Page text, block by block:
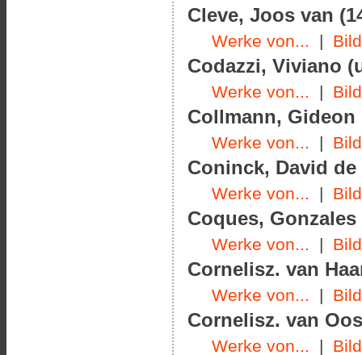
Cleve, Joos van
Werke von... |
Codazzi, Viviano
Werke von... |
Collmann, Gideon
Werke von... |
Coninck, David de
Werke von... |
Coques, Gonzales
Werke von... |
Cornelisz. van
Werke von... |
Cornelisz. van
Werke von... |